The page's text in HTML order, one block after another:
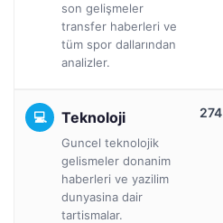
son gelişmeler
transfer haberleri ve
tüm spor dallarından
analizler.
Teknoloji
Guncel teknolojik
gelismeler donanim
haberleri ve yazilim
dunyasina dair
tartismalar.
274